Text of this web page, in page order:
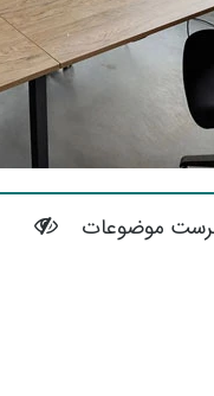
موضوعات